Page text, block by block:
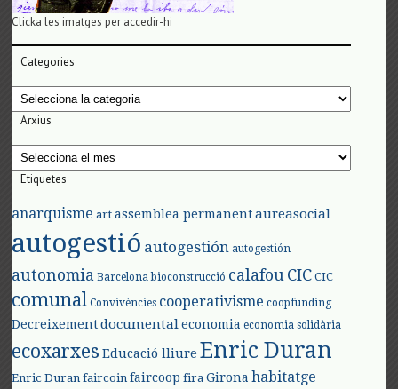
Clicka les imatges per accedir-hi
Categories
Categories
Arxius
Arxius
Etiquetes
anarquisme art assemblea permanent aureasocial
autogestió autogestión autogestión
autonomia Barcelona bioconstrucció calafouCIC CIC
comunal Convivències cooperativisme coopfunding
Decreixement documental economia economia solidària
ecoxarxes Educació lliure Enric Duran
Enric Duran faircoin faircoop fira Girona habitatge